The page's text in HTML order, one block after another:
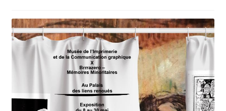
Nos collections